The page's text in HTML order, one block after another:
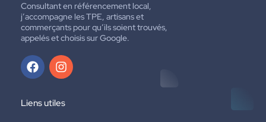
Consultant en référencement local,
j’accompagne les TPE, artisans et
commerçants pour qu’ils soient trouvés,
appelés et choisis sur Google.
Liens utiles